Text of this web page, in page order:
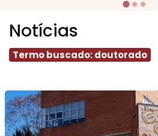
Notícias
Termo buscado: doutorado